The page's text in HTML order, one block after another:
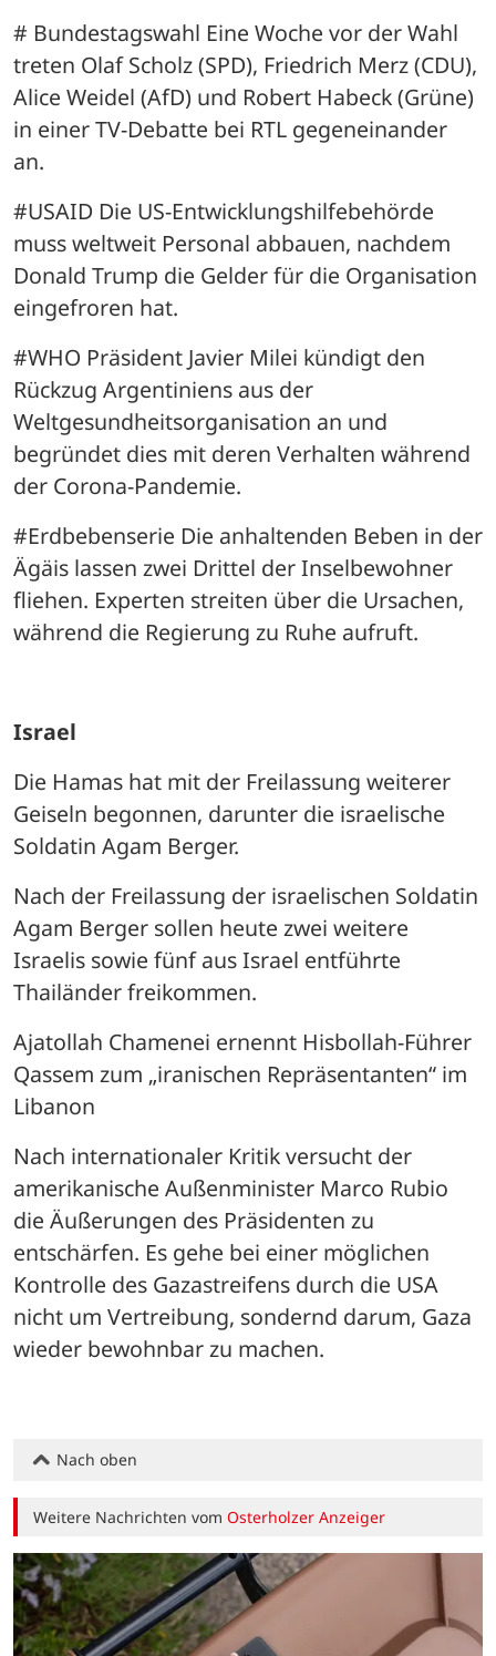
# Bundestagswahl Eine Woche vor der Wahl
treten Olaf Scholz (SPD), Friedrich Merz (CDU),
Alice Weidel (AfD) und Robert Habeck (Grüne)
in einer TV-Debatte bei RTL gegeneinander
an.
#USAID Die US-Entwicklungshilfebehörde
muss weltweit Personal abbauen, nachdem
Donald Trump die Gelder für die Organisation
eingefroren hat.
#WHO Präsident Javier Milei kündigt den
Rückzug Argentiniens aus der
Weltgesundheitsorganisation an und
begründet dies mit deren Verhalten während
der Corona-Pandemie.
#Erdbebenserie Die anhaltenden Beben in der
Ägäis lassen zwei Drittel der Inselbewohner
fliehen. Experten streiten über die Ursachen,
während die Regierung zu Ruhe aufruft.
Israel
Die Hamas hat mit der Freilassung weiterer
Geiseln begonnen, darunter die israelische
Soldatin Agam Berger.
Nach der Freilassung der israelischen Soldatin
Agam Berger sollen heute zwei weitere
Israelis sowie fünf aus Israel entführte
Thailänder freikommen.
Ajatollah Chamenei ernennt Hisbollah-Führer
Qassem zum „iranischen Repräsentanten“ im
Libanon
Nach internationaler Kritik versucht der
amerikanische Außenminister Marco Rubio
die Äußerungen des Präsidenten zu
entschärfen. Es gehe bei einer möglichen
Kontrolle des Gazastreifens durch die USA
nicht um Vertreibung, sondernd darum, Gaza
wieder bewohnbar zu machen.
Nach oben
Weitere Nachrichten vomOsterholzer Anzeiger